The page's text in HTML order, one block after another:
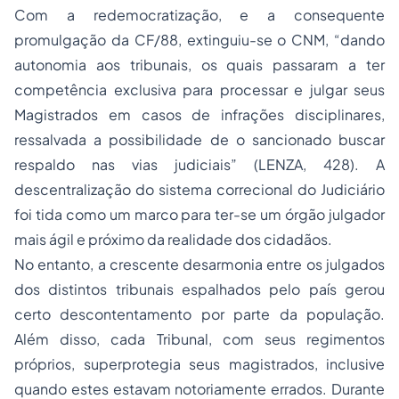
Com a redemocratização, e a consequente
promulgação da CF/88, extinguiu-se o CNM, “dando
autonomia aos tribunais, os quais passaram a ter
competência exclusiva para processar e julgar seus
Magistrados em casos de infrações disciplinares,
ressalvada a possibilidade de o sancionado buscar
respaldo nas vias judiciais” (LENZA, 428). A
descentralização do sistema correcional do Judiciário
foi tida como um marco para ter-se um órgão julgador
mais ágil e próximo da realidade dos cidadãos.
No entanto, a crescente desarmonia entre os julgados
dos distintos tribunais espalhados pelo país gerou
certo descontentamento por parte da população.
Além disso, cada Tribunal, com seus regimentos
próprios, superprotegia seus magistrados, inclusive
quando estes estavam notoriamente errados. Durante